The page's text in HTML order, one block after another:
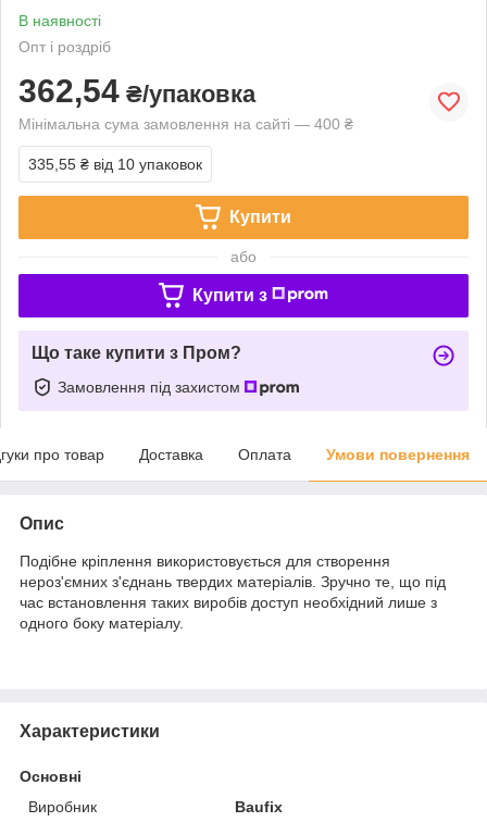
В наявності
Опт і роздріб
362,54 ₴/упаковка
Мінімальна сума замовлення на сайті — 400 ₴
335,55 ₴ від 10 упаковок
Купити
або
Купити з
Що таке купити з Пром?
Замовлення під захистом
про товар Доставка Оплата Умови повернення
Опис
Подібне кріплення використовується для створення
нероз'ємних з'єднань твердих матеріалів. Зручно те, що під
час встановлення таких виробів доступ необхідний лише з
одного боку матеріалу.
Характеристики
Основні
Виробник
Baufix